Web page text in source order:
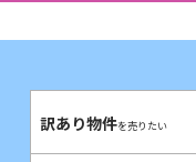
訳あり物件を売りたい